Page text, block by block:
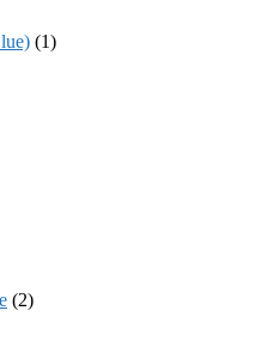
(1)
(2)